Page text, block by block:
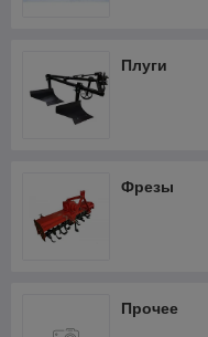
Плуги
Фрезы
Прочее